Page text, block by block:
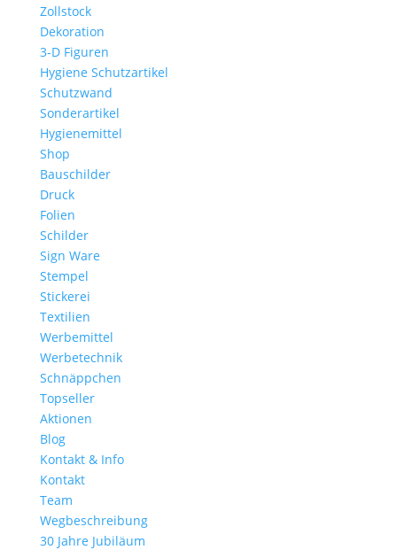
Zollstock
Dekoration
3-D Figuren
Hygiene Schutzartikel
Schutzwand
Sonderartikel
Hygienemittel
Shop
Bauschilder
Druck
Folien
Schilder
Sign Ware
Stempel
Stickerei
Textilien
Werbemittel
Werbetechnik
Schnäppchen
Topseller
Aktionen
Blog
Kontakt & Info
Kontakt
Team
Wegbeschreibung
30 Jahre Jubiläum